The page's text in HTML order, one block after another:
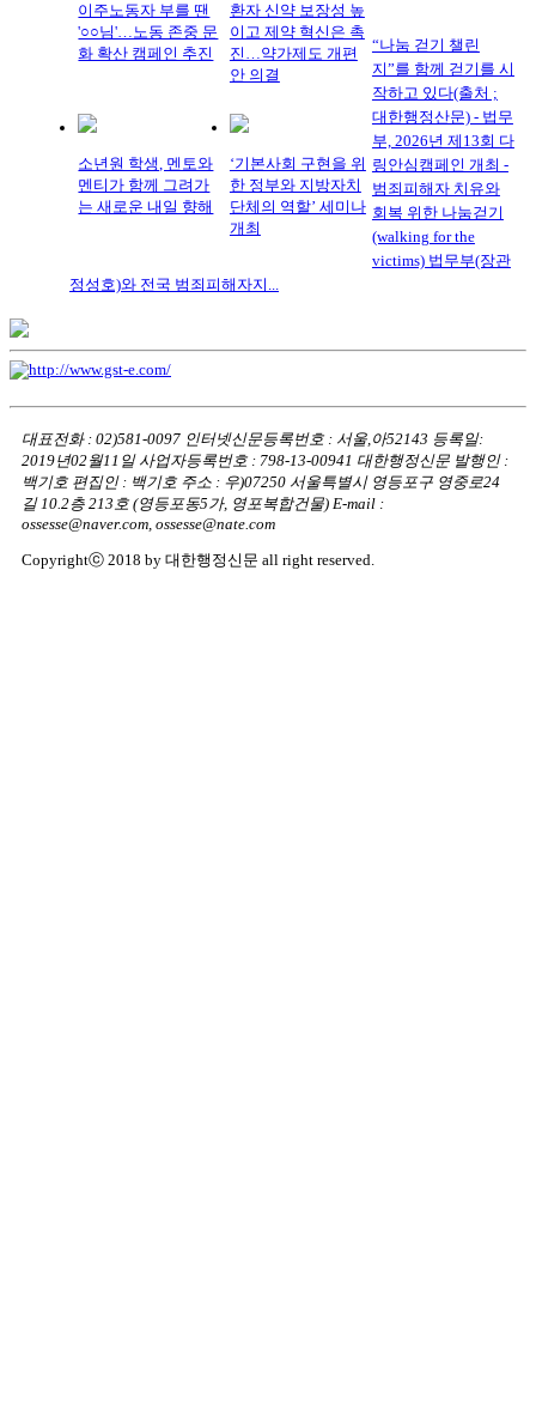
이주노동자 부를 땐
'○○님'…노동 존중 문
화 확산 캠페인 추진
환자 신약 보장성 높
이고 제약 혁신은 촉
진…약가제도 개편
안 의결
소년원 학생, 멘토와
멘티가 함께 그려가
는 새로운 내일 향해
‘기본사회 구현을 위
한 정부와 지방자치
단체의 역할’ 세미나
개최
“나눔 걷기 챌린
지”를 함께 걷기를 시
작하고 있다(출처 ;
대한행정산문) - 법무
부, 2026년 제13회 다
링안심캠페인 개최 -
범죄피해자 치유와
회복 위한 나눔걷기
(walking for the
victims) 법무부(장관
정성호)와 전국 범죄피해자지...
대표전화 : 02)581-0097 인터넷신문등록번호 : 서울,아52143 등록일:
2019년02월11일 사업자등록번호 : 798-13-00941 대한행정신문 발행인 :
백기호 편집인 : 백기호 주소 : 우)07250 서울특별시 영등포구 영중로24
길 10.2층 213호 (영등포동5가, 영포복합건물) E-mail :
ossesse@naver.com, ossesse@nate.com
Copyrightⓒ 2018 by 대한행정신문 all right reserved.